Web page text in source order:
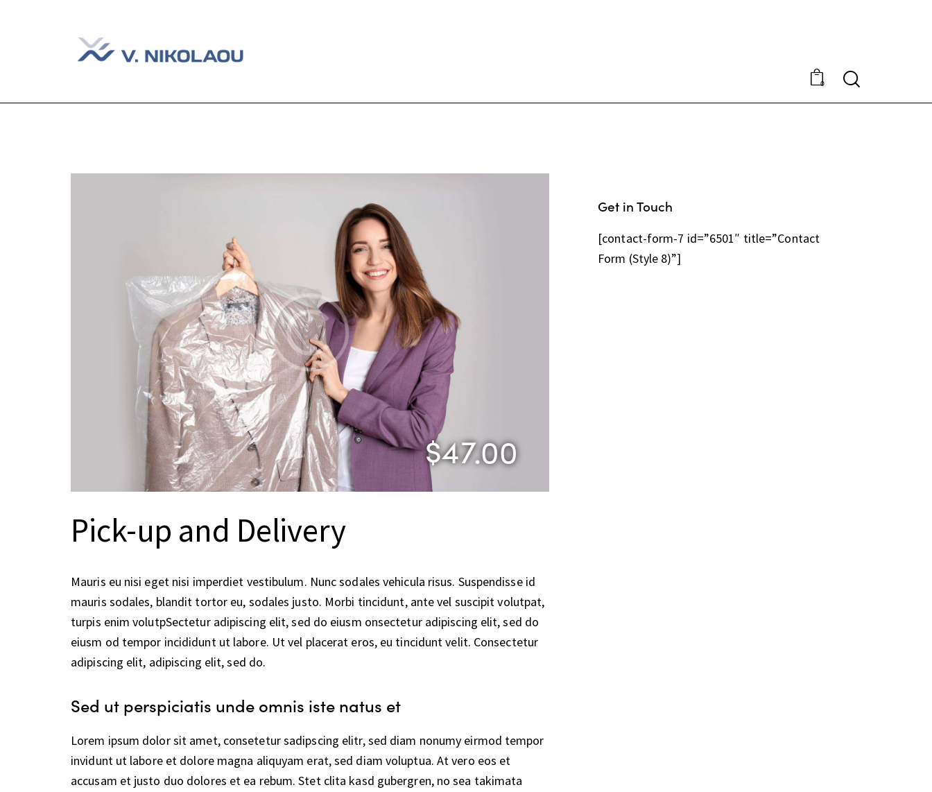
0
$47.00
Pick-up and Delivery
Mauris eu nisi eget nisi imperdiet vestibulum. Nunc sodales vehicula risus. Suspendisse id
mauris sodales, blandit tortor eu, sodales justo. Morbi tincidunt, ante vel suscipit volutpat,
turpis enim volutpSectetur adipiscing elit, sed do eiusm onsectetur adipiscing elit, sed do
eiusm od tempor incididunt ut labore. Ut vel placerat eros, eu tincidunt velit. Consectetur
adipiscing elit, adipiscing elit, sed do.
Sed ut perspiciatis unde omnis iste natus et
Lorem ipsum dolor sit amet, consetetur sadipscing elitr, sed diam nonumy eirmod tempor
invidunt ut labore et dolore magna aliquyam erat, sed diam voluptua. At vero eos et
accusam et justo duo dolores et ea rebum. Stet clita kasd gubergren, no sea takimata
Get in Touch
[contact-form-7 id=”6501″ title=”Contact
Form (Style 8)”]